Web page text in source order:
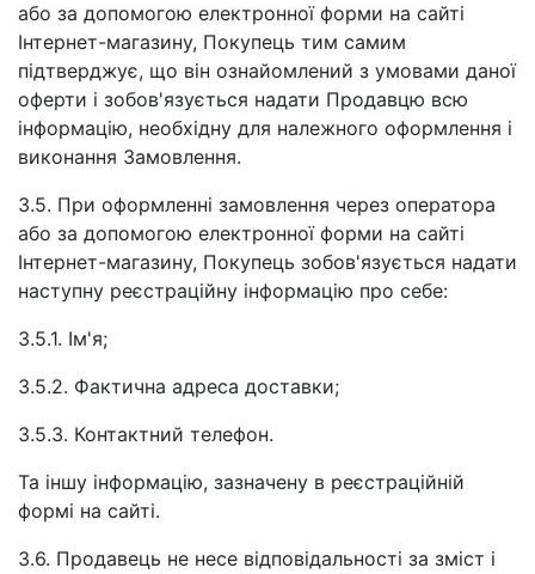
або за допомогою електронної форми на сайті
Інтернет-магазину, Покупець тим самим
підтверджує, що він ознайомлений з умовами даної
оферти і зобов'язується надати Продавцю всю
інформацію, необхідну для належного оформлення і
виконання Замовлення.
3.5. При оформленні замовлення через оператора
або за допомогою електронної форми на сайті
Інтернет-магазину, Покупець зобов'язується надати
наступну реєстраційну інформацію про себе:
3.5.1. Ім'я;
3.5.2. Фактична адреса доставки;
3.5.3. Контактний телефон.
Та іншу інформацію, зазначену в реєстраційній
формі на сайті.
3.6. Продавець не несе відповідальності за зміст і